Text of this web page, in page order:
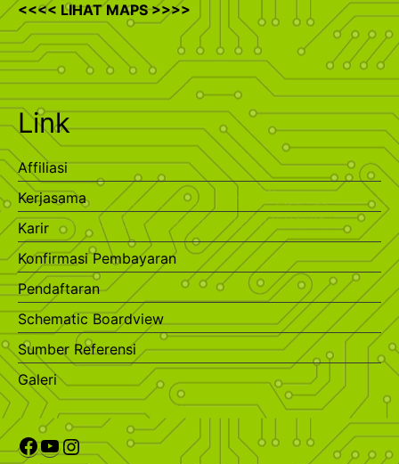
<<<< LIHAT MAPS >>>>
Link
Affiliasi
Kerjasama
Karir
Konfirmasi Pembayaran
Pendaftaran
Schematic Boardview
Sumber Referensi
Galeri